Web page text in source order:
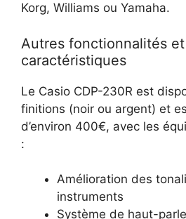
Korg, Williams ou Yamaha.
Autres fonctionnalités et
caractéristiques
Le Casio CDP-230R est
finitions (noir ou argent) et
d’environ 400€, avec les
:
Amélioration des
instruments
Système de haut-